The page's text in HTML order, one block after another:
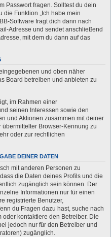
Passwort fragen. Solltest du dein
die Funktion „Ich habe mein
Software fragt dich dann nach
Adresse und sendet anschließend
mit dem du dann auf das
und oben näher
Board betreiben und anbieten zu
im Rahmen einer
seinen Interessen sowie den
und Aktionen zusammen mit deiner
Browser-Kennung zu
oder zur rechtlichen
DEINER DATEN
mit anderen Personen zu
die Daten deines Profils und die
zugänglich sein können. Der
Informationen nur für einen
registrierte Benutzer,
du Fragen dazu hast, suche nach
kontaktiere den Betreiber. Die
jedoch nur für den Betreiber und
zugänglich.